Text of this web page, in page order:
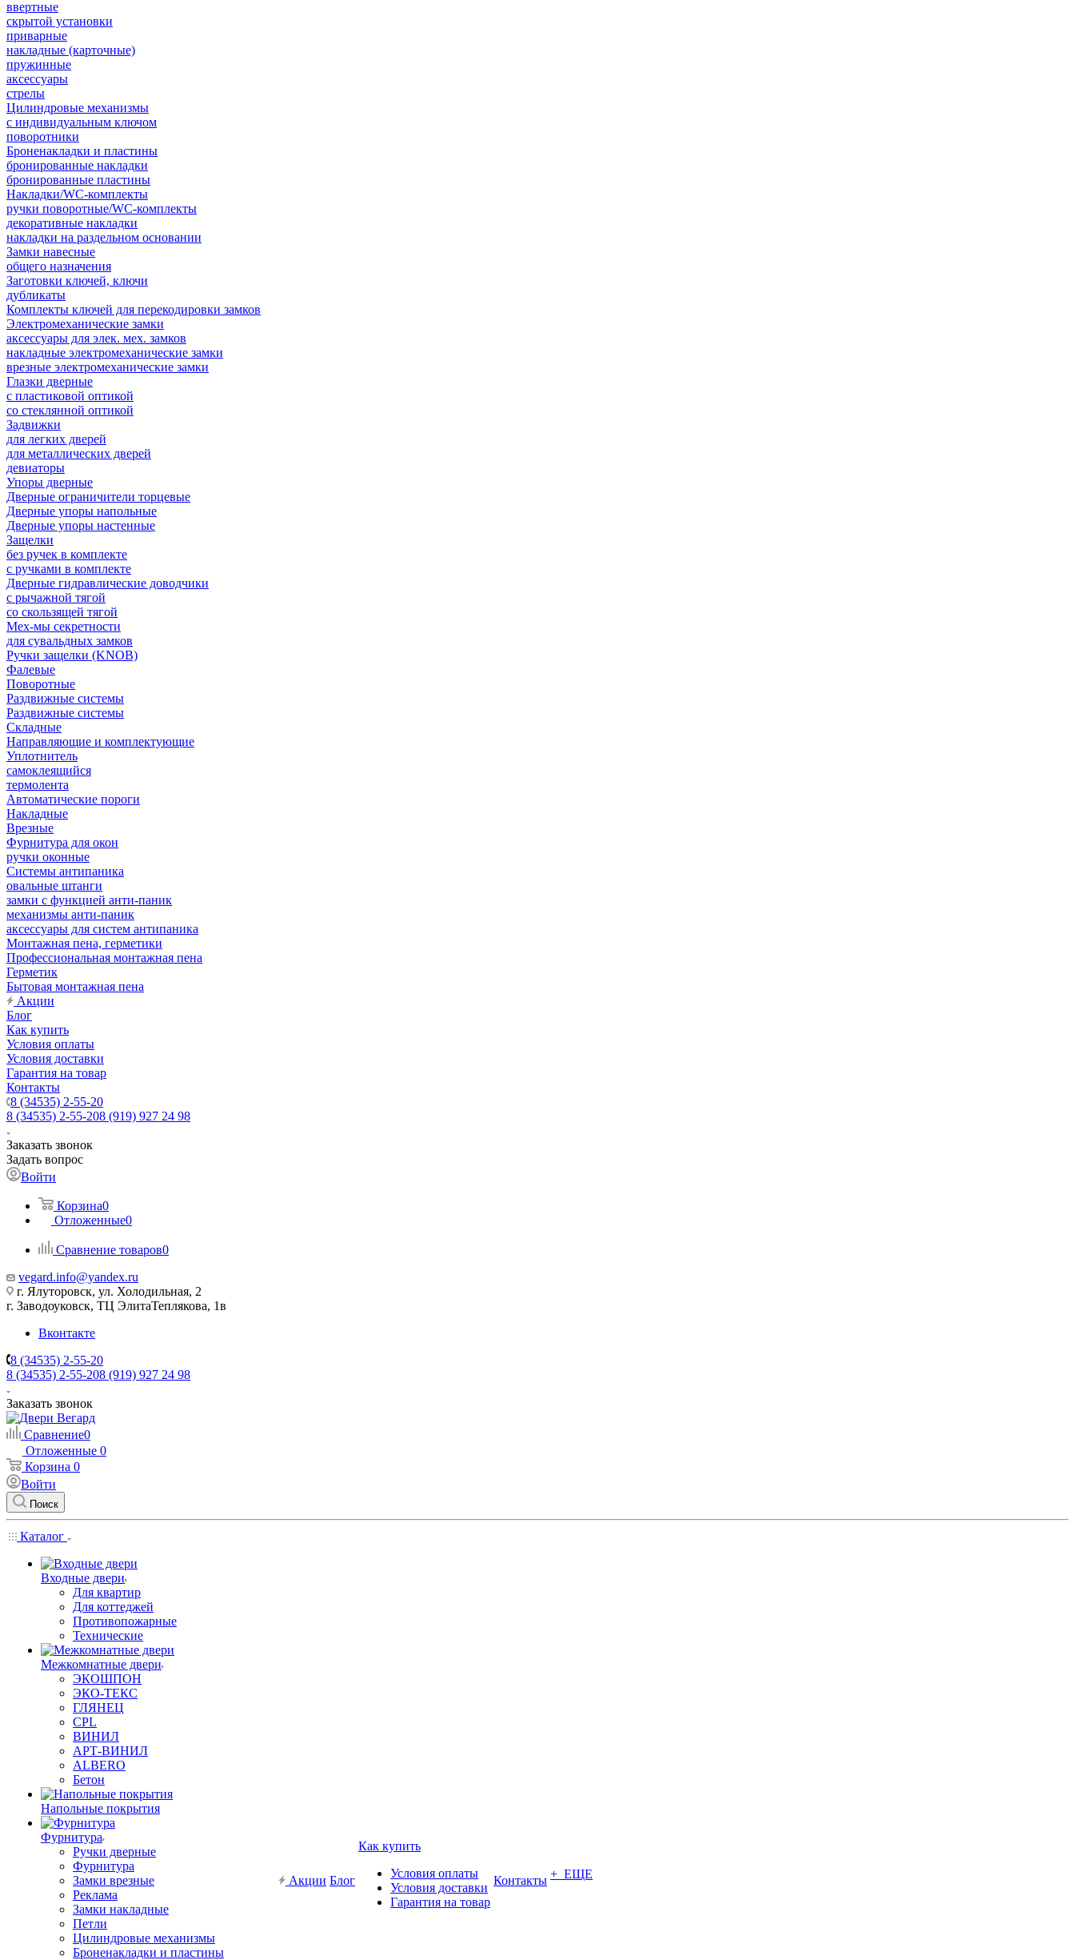
ввертные
скрытой установки
приварные
накладные (карточные)
пружинные
аксессуары
стрелы
Цилиндровые механизмы
с индивидуальным ключом
поворотники
Броненакладки и пластины
бронированные накладки
бронированные пластины
Накладки/WC-комплекты
ручки поворотные/WC-комплекты
декоративные накладки
накладки на раздельном основании
Замки навесные
общего назначения
Заготовки ключей, ключи
дубликаты
Комплекты ключей для перекодировки замков
Электромеханические замки
аксессуары для элек. мех. замков
накладные электромеханические замки
врезные электромеханические замки
Глазки дверные
с пластиковой оптикой
со стеклянной оптикой
Задвижки
для легких дверей
для металлических дверей
девиаторы
Упоры дверные
Дверные ограничители торцевые
Дверные упоры напольные
Дверные упоры настенные
Защелки
без ручек в комплекте
с ручками в комплекте
Дверные гидравлические доводчики
с рычажной тягой
со скользящей тягой
Мех-мы секретности
для сувальдных замков
Ручки защелки (KNOB)
Фалевые
Поворотные
Раздвижные системы
Раздвижные системы
Складные
Направляющие и комплектующие
Уплотнитель
самоклеящийся
термолента
Автоматические пороги
Накладные
Врезные
Фурнитура для окон
ручки оконные
Системы антипаника
овальные штанги
замки с функцией анти-паник
механизмы анти-паник
аксессуары для систем антипаника
Монтажная пена, герметики
Профессиональная монтажная пена
Герметик
Бытовая монтажная пена
Акции
Блог
Как купить
Условия оплаты
Условия доставки
Гарантия на товар
Контакты
8 (34535) 2-55-20
8 (34535) 2-55-208 (919) 927 24 98
Заказать звонок
Задать вопрос
Войти
Корзина0
Отложенные0
Сравнение товаров0
vegard.info@yandex.ru
г. Ялуторовск, ул. Холодильная, 2
г. Заводоуковск, ​ТЦ Элита​Теплякова, 1в
Вконтакте
8 (34535) 2-55-20
8 (34535) 2-55-208 (919) 927 24 98
Заказать звонок
Сравнение0
Отложенные 0
Корзина 0
Войти
Поиск
Каталог
Входные двери
Для квартир
Для коттеджей
Противопожарные
Технические
Межкомнатные двери
ЭКОШПОН
ЭКО-ТЕКС
ГЛЯНЕЦ
CPL
ВИНИЛ
АРТ-ВИНИЛ
ALBERO
Бетон
Напольные покрытия
Фурнитура
Ручки дверные
Фурнитура
Замки врезные
Реклама
Замки накладные
Петли
Цилиндровые механизмы
Броненакладки и пластины
Акции Блог
Как купить
Условия оплаты
Условия доставки
Гарантия на товар
Контакты + ЕЩЕ